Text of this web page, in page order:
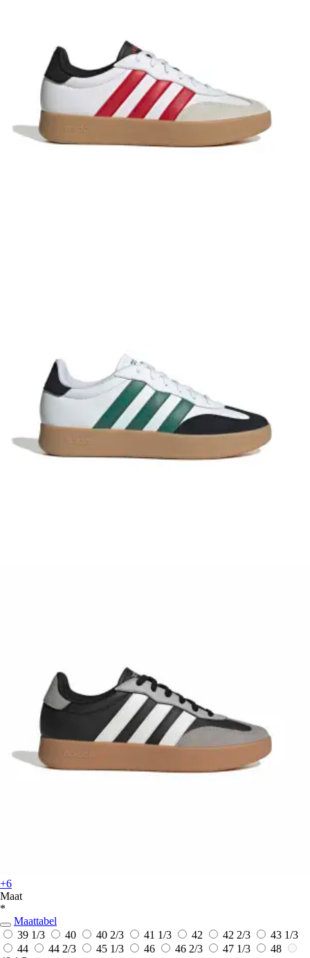
+6
Maat
*
Maattabel
39 1/3
40 40 2/3 41 1/3 42 42 2/3
43 1/3
44
44 2/3 45 1/3 46 46 2/3 47 1/3
48